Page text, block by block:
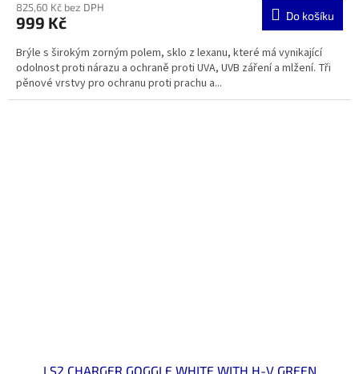
825,60 Kč bez DPH
999 Kč Do košíku
Brýle s širokým zorným polem, sklo z lexanu, které má vynikající
odolnost proti nárazu a ochraně proti UVA, UVB záření a mlžení. Tři
pěnové vrstvy pro ochranu proti prachu a...
LS2 CHARGER GOGGLE WHITE WITH H-V GREEN